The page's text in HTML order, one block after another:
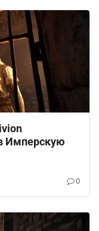
Имперскую
0